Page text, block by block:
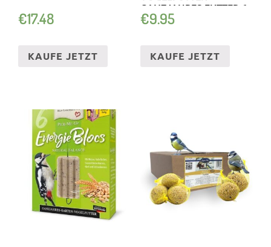
€17.48
KAUFE JETZT
GANZJAHRES FUTTER 6
STCK
€9.95
KAUFE JETZT